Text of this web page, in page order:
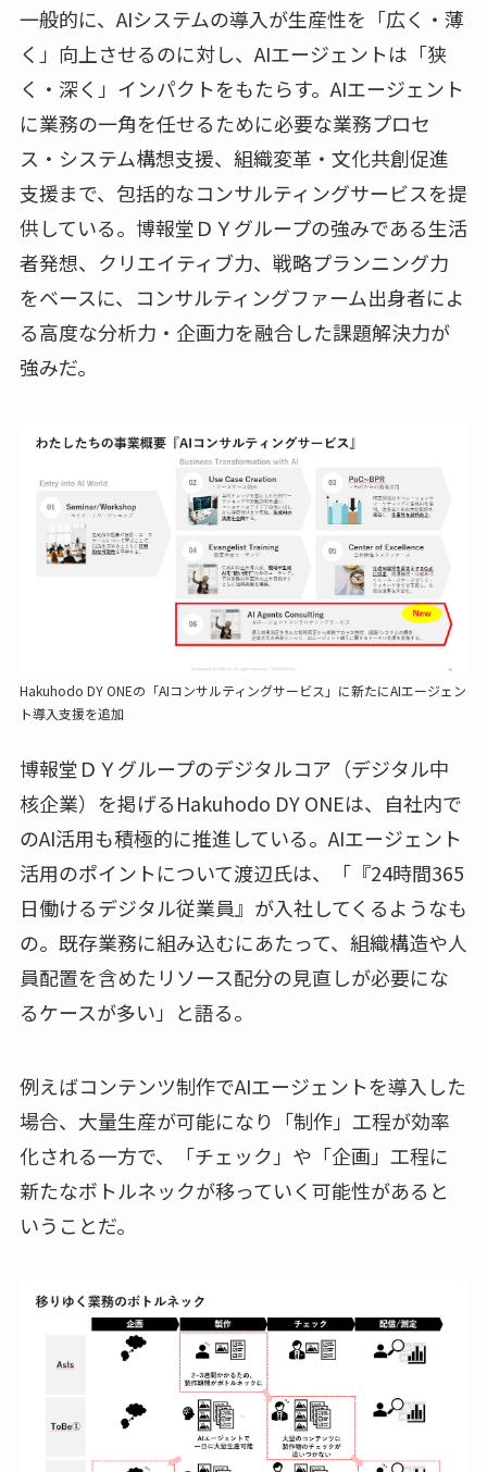
一般的に、AIシステムの導入が生産性を「広く・薄
く」向上させるのに対し、AIエージェントは「狭
く・深く」インパクトをもたらす。AIエージェント
に業務の一角を任せるために必要な業務プロセ
ス・システム構想支援、組織変革・文化共創促進
支援まで、包括的なコンサルティングサービスを提
供している。博報堂ＤＹグループの強みである生活
者発想、クリエイティブ力、戦略プランニング力
をベースに、コンサルティングファーム出身者によ
る高度な分析力・企画力を融合した課題解決力が
強みだ。
Hakuhodo DY ONEの「AIコンサルティングサービス」に新たにAIエージェン
ト導入支援を追加
博報堂ＤＹグループのデジタルコア（デジタル中
核企業）を掲げるHakuhodo DY ONEは、自社内で
のAI活用も積極的に推進している。AIエージェント
活用のポイントについて渡辺氏は、「『24時間365
日働けるデジタル従業員』が入社してくるようなも
の。既存業務に組み込むにあたって、組織構造や人
員配置を含めたリソース配分の見直しが必要にな
るケースが多い」と語る。
例えばコンテンツ制作でAIエージェントを導入した
場合、大量生産が可能になり「制作」工程が効率
化される一方で、「チェック」や「企画」工程に
新たなボトルネックが移っていく可能性があると
いうことだ。